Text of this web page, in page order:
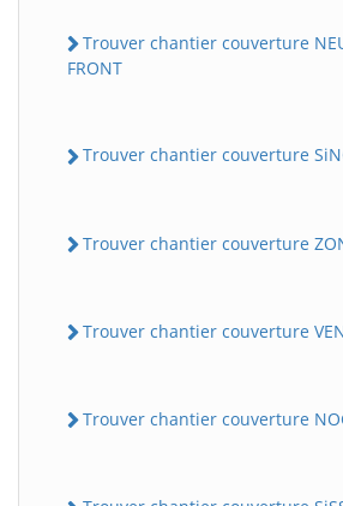
Trouver chantier couverture
FRONT
Trouver chantier couverture
Trouver chantier couverture
Trouver chantier couverture
Trouver chantier couverture